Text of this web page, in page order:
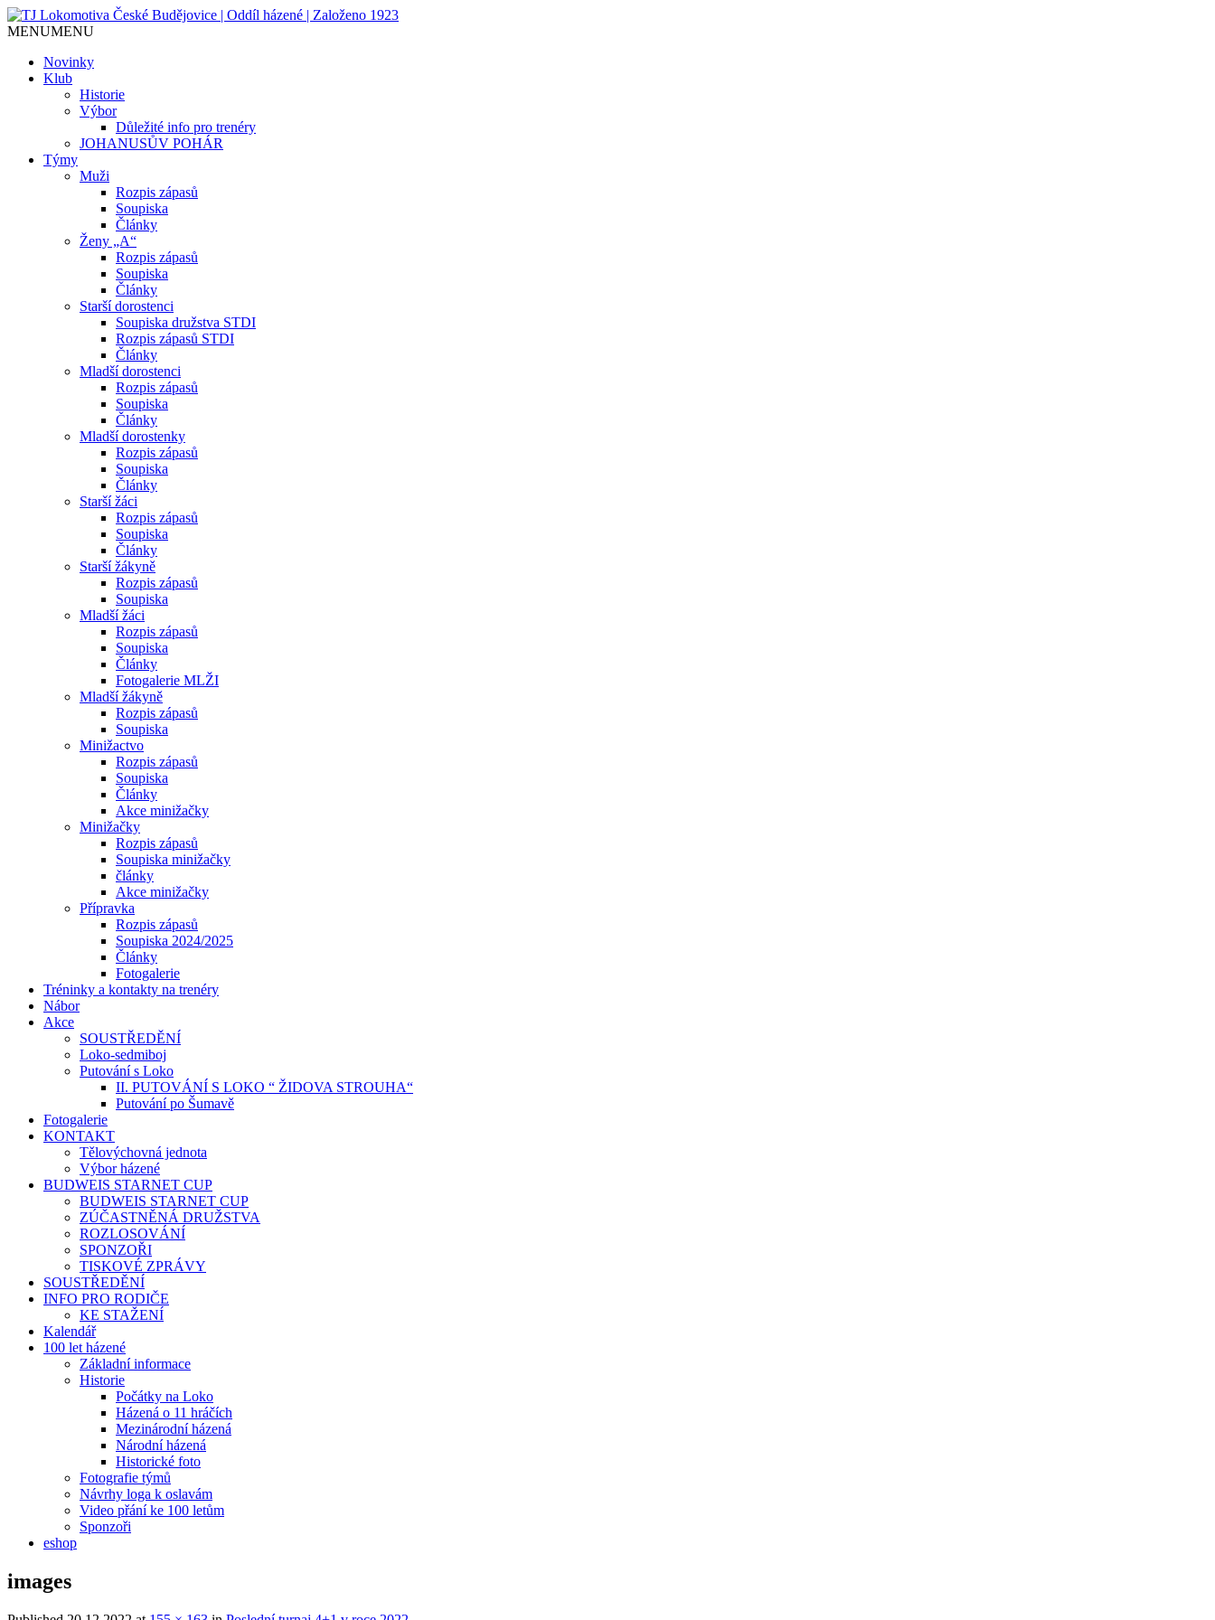
TJ Lokomotiva České Budějovice | Oddíl házené | Založeno 1923
Jediný házenkářský klub v Českých Budějovicích, založen 1923.
MENUMENU
Novinky
Klub
Historie
Výbor
Důležité info pro trenéry
JOHANUSŮV POHÁR
Týmy
Muži
Rozpis zápasů
Soupiska
Články
Ženy „A“
Rozpis zápasů
Soupiska
Články
Starší dorostenci
Soupiska družstva STDI
Rozpis zápasů STDI
Články
Mladší dorostenci
Rozpis zápasů
Soupiska
Články
Mladší dorostenky
Rozpis zápasů
Soupiska
Články
Starší žáci
Rozpis zápasů
Soupiska
Články
Starší žákyně
Rozpis zápasů
Soupiska
Mladší žáci
Rozpis zápasů
Soupiska
Články
Fotogalerie MLŽI
Mladší žákyně
Rozpis zápasů
Soupiska
Minižactvo
Rozpis zápasů
Soupiska
Články
Akce minižačky
Minižačky
Rozpis zápasů
Soupiska minižačky
články
Akce minižačky
Přípravka
Rozpis zápasů
Soupiska 2024/2025
Články
Fotogalerie
Tréninky a kontakty na trenéry
Nábor
Akce
SOUSTŘEDĚNÍ
Loko-sedmiboj
Putování s Loko
II. PUTOVÁNÍ S LOKO “ ŽIDOVA STROUHA“
Putování po Šumavě
Fotogalerie
KONTAKT
Tělovýchovná jednota
Výbor házené
BUDWEIS STARNET CUP
BUDWEIS STARNET CUP
ZÚČASTNĚNÁ DRUŽSTVA
ROZLOSOVÁNÍ
SPONZOŘI
TISKOVÉ ZPRÁVY
SOUSTŘEDĚNÍ
INFO PRO RODIČE
KE STAŽENÍ
Kalendář
100 let házené
Základní informace
Historie
Počátky na Loko
Házená o 11 hráčích
Mezinárodní házená
Národní házená
Historické foto
Fotografie týmů
Návrhy loga k oslavám
Video přání ke 100 letům
Sponzoři
eshop
images